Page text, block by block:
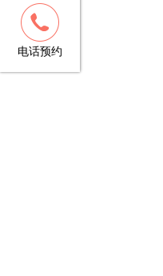
电话预约
客服
13148781706